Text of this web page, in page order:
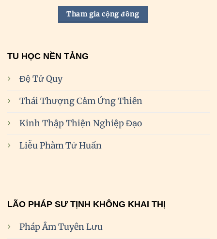
Tham gia cộng đồng
TU HỌC NỀN TẢNG
Đệ Tử Quy
Thái Thượng Cảm Ứng Thiên
Kinh Thập Thiện Nghiệp Đạo
Liễu Phàm Tứ Huấn
LÃO PHÁP SƯ TỊNH KHÔNG KHAI THỊ
Pháp Âm Tuyên Lưu